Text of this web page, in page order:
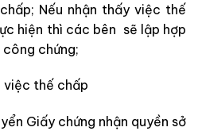
Nếu nhận thấy việc thế
hiện thì các bên sẽ lập hợp
chứng;
việc thế chấp
Giấy chứng nhận quyền sở